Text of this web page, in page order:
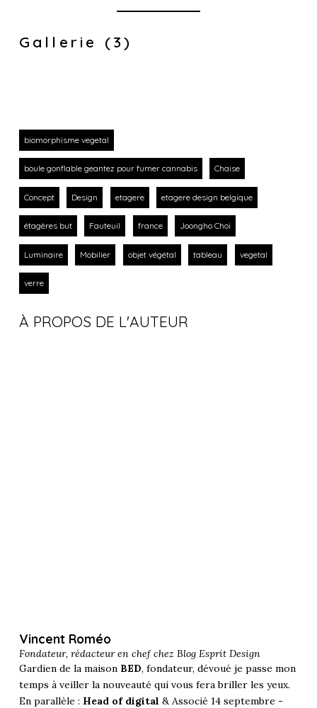
Gallerie (3)
biomorphisme vegetal
boule gonflable geantez pour fumer cannabis Chaise
Concept Design etagere etagere design belgique
étagères but Fauteuil france Joongho Choi
Luminaire Mobilier objet végétal tableau vegetal
verre
À PROPOS DE L'AUTEUR
Vincent Roméo
Fondateur, rédacteur en chef chez Blog Esprit Design
Gardien de la maison BED, fondateur, dévoué je passe mon
temps à veiller la nouveauté qui vous fera briller les yeux.
En parallèle : Head of digital & Associé 14 septembre -